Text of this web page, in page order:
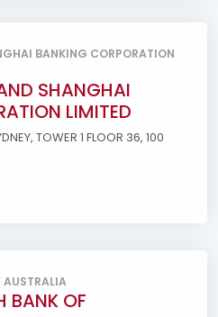
BANKING CORPORATION
SHANGHAI
LIMITED
TOWER 1 FLOOR 36, 100
AUSTRALIA
BANK OF